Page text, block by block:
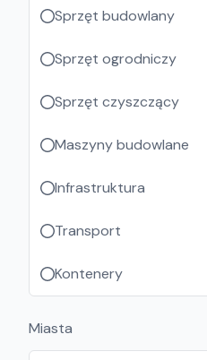
Sprzęt budowlany
Sprzęt ogrodniczy
Sprzęt czyszczący
Maszyny budowlane
Infrastruktura
Transport
Kontenery
Miasta